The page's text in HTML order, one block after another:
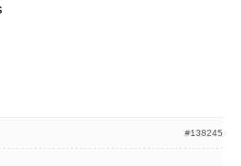
#138245